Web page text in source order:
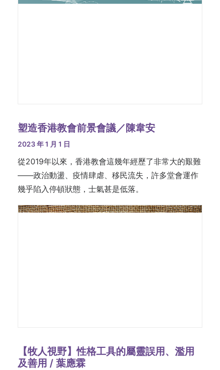
塑造香港教會前景會議／陳韋安
2023 年 1 月 1 日
從2019年以來，香港教會這幾年經歷了非常大的艱難
——政治動盪、疫情肆虐、移民流失，許多堂會運作
幾乎陷入停頓狀態，士氣甚是低落。
【牧人視野】性格工具的屬靈誤用、濫用
及善用 / 葉應霖